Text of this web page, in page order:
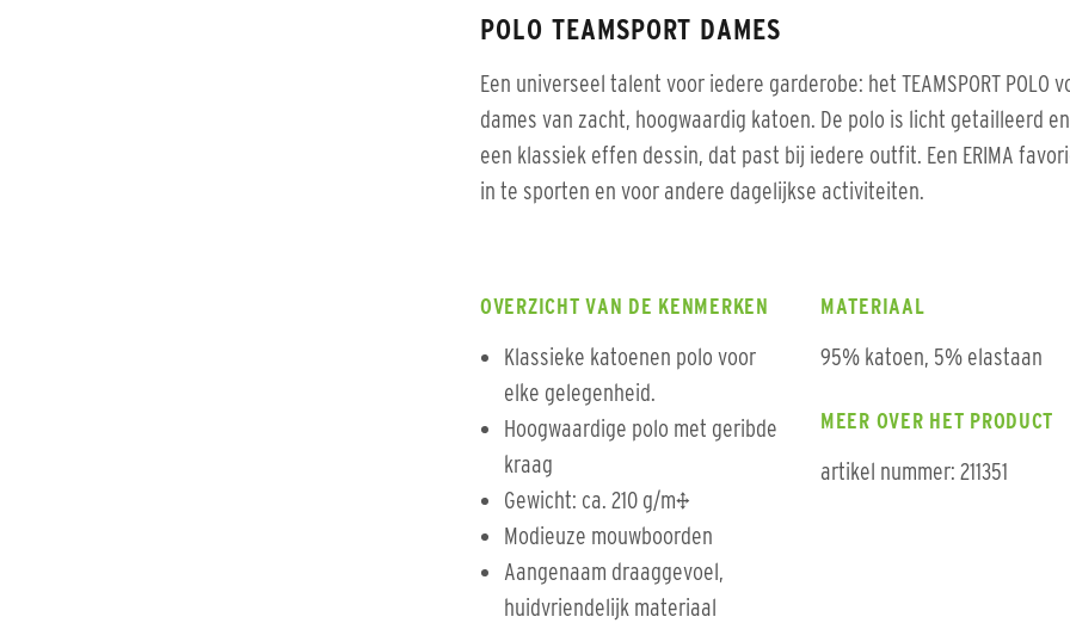
POLO TEAMSPORT DAMES
Een universeel talent voor iedere garderobe: het TEAMSPORT POLO
dames van zacht, hoogwaardig katoen. De polo is licht getailleerd
een klassiek effen dessin, dat past bij iedere outfit. Een ERIMA
in te sporten en voor andere dagelijkse activiteiten.
OVERZICHT VAN DE KENMERKEN
Klassieke katoenen polo voor
elke gelegenheid.
Hoogwaardige polo met geribde
kraag
Gewicht: ca. 210 g/m²
Modieuze mouwboorden
Aangenaam draaggevoel,
huidvriendelijk materiaal
MATERIAAL
95% katoen, 5% elastaan
MEER OVER HET PRODUCT
artikel nummer: 211351